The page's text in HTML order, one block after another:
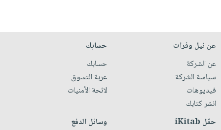
عن نيل وفرات
عن الشركة
سياسة الشركة
فيديوهات
انشر كتابك
حسابك
حسابك
عربة التسوق
لائحة الأمنيات
حمّل iKitab وسائل الدفع